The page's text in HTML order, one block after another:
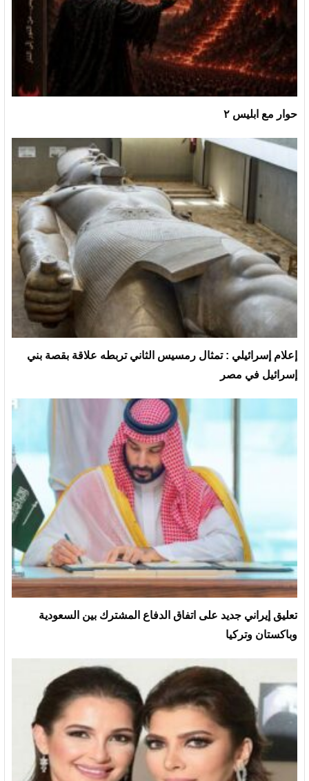
حوار مع ابليس ٢
إعلام إسرائيلي : تمثال رمسيس الثاني تربطه علاقة بقصة بني
إسرائيل في مصر
تعليق إيراني جديد على اتفاق الدفاع المشترك بين السعودية
وباكستان وتركيا